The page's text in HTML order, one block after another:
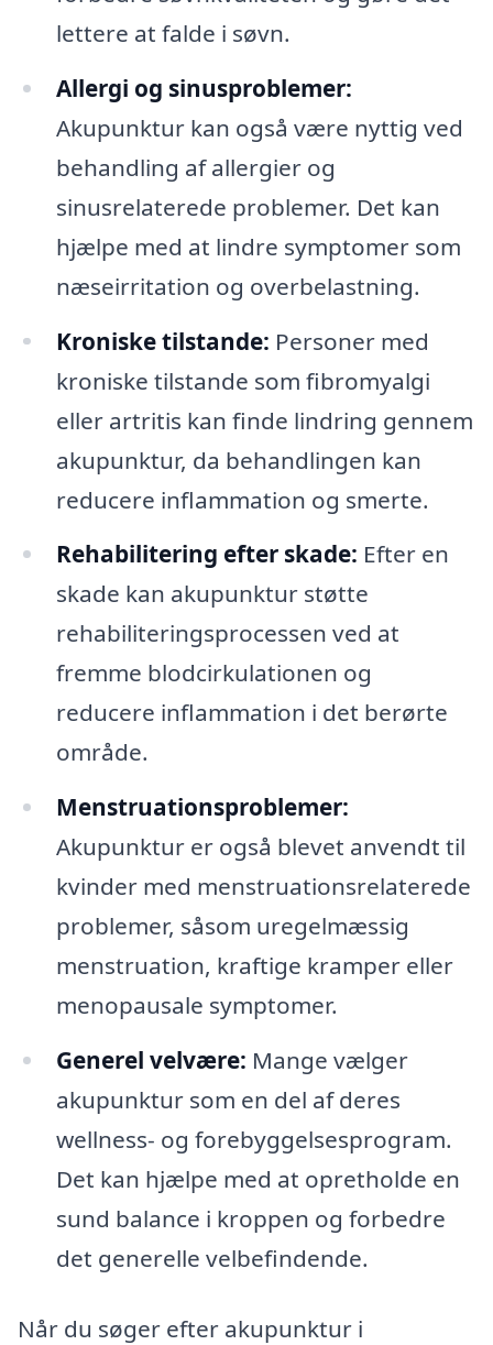
lettere at falde i søvn.
Allergi og sinusproblemer:
Akupunktur kan også være nyttig ved
behandling af allergier og
sinusrelaterede problemer. Det kan
hjælpe med at lindre symptomer som
næseirritation og overbelastning.
Kroniske tilstande: Personer med
kroniske tilstande som fibromyalgi
eller artritis kan finde lindring gennem
akupunktur, da behandlingen kan
reducere inflammation og smerte.
Rehabilitering efter skade: Efter en
skade kan akupunktur støtte
rehabiliteringsprocessen ved at
fremme blodcirkulationen og
reducere inflammation i det berørte
område.
Menstruationsproblemer:
Akupunktur er også blevet anvendt til
kvinder med menstruationsrelaterede
problemer, såsom uregelmæssig
menstruation, kraftige kramper eller
menopausale symptomer.
Generel velvære: Mange vælger
akupunktur som en del af deres
wellness- og forebyggelsesprogram.
Det kan hjælpe med at opretholde en
sund balance i kroppen og forbedre
det generelle velbefindende.
Når du søger efter akupunktur i